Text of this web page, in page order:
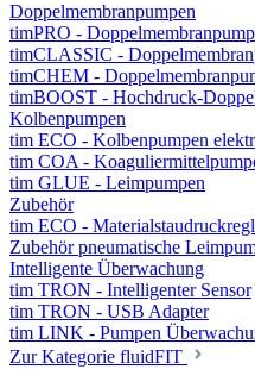
Doppelmembranpumpen
timPRO -
timCLASSIC -
timCHEM -
timBOOST - Hochdruck-
Kolbenpumpen
tim ECO - Kolbenpumpen
tim COA -
tim GLUE - Leimpumpen
Zubehör
tim ECO -
Zubehör pneumatische
Intelligente Überwachung
tim TRON - Intelligenter Sensor
tim TRON - USB Adapter
tim LINK - Pumpen
Zur Kategorie fluidFIT